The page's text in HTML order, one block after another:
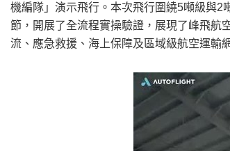
機編隊」演示飛行。本次飛行圍繞5噸級與
節，開展了全流程實操驗證，展現了峰飛航
流、應急救援、海上保障及區域級航空運輸